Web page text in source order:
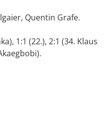
Quentin Grafe.
1:1 (22.), 2:1 (34. Klaus